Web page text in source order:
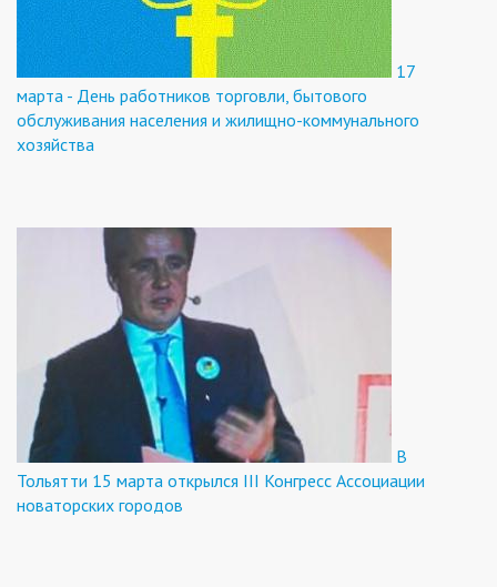
17
марта - День работников торговли, бытового
обслуживания населения и жилищно-коммунального
хозяйства
В
Тольятти 15 марта открылся III Конгресс Ассоциации
новаторских городов